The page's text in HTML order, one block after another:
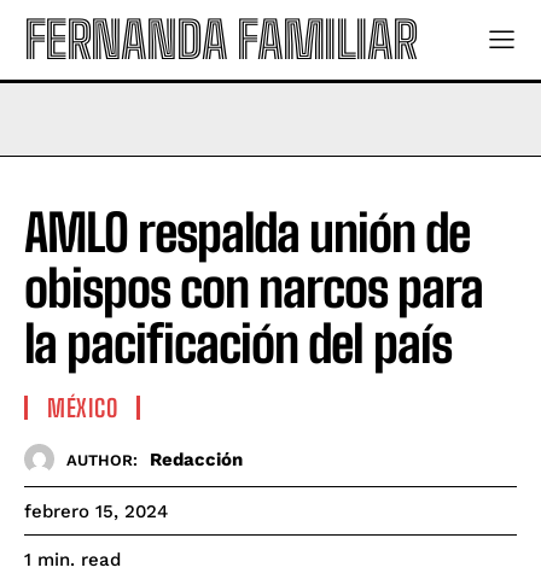
FERNANDA FAMILIAR
AMLO respalda unión de
obispos con narcos para
la pacificación del país
MÉXICO
AUTHOR: Redacción
febrero 15, 2024
1 min. read